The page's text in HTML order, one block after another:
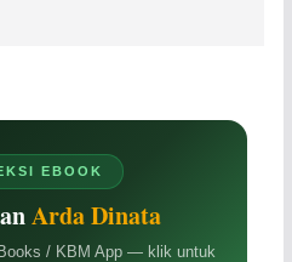
EBOOK
Arda Dinata
/ KBM App — klik untuk